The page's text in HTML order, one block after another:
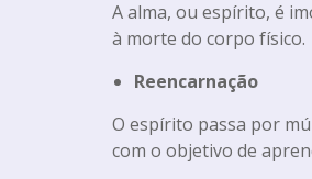
A alma, ou espírito, é
à morte do corpo físico.
Reencarnação
O espírito passa por
com o objetivo de